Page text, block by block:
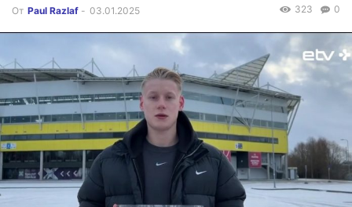
От Paul Razlaf - 03.01.2025 0
323